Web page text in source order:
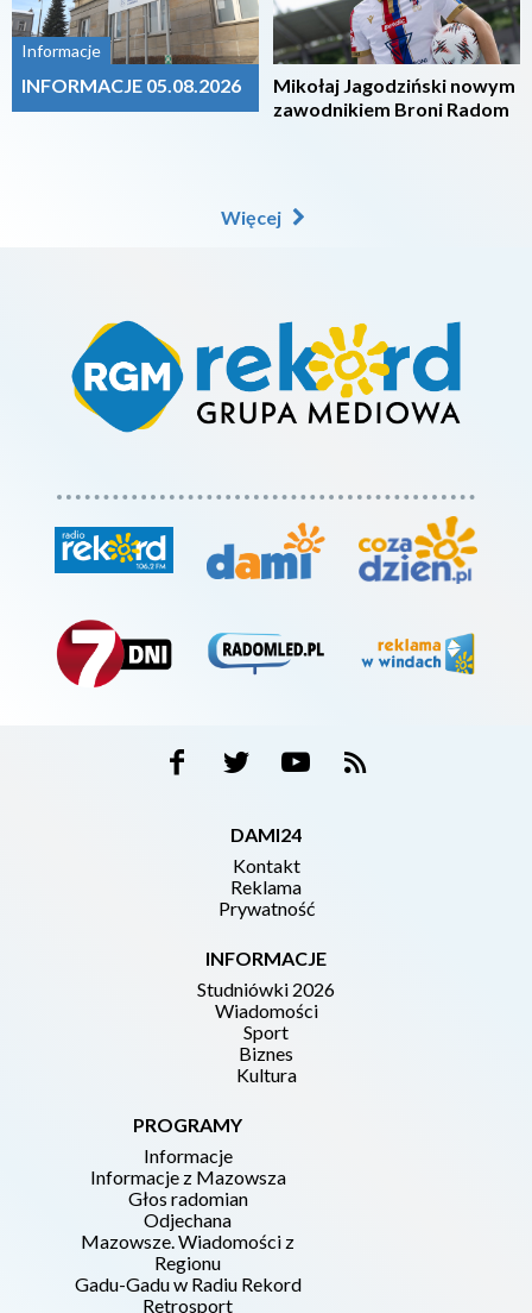
Informacje
INFORMACJE 05.08.2026
Mikołaj Jagodziński nowym
zawodnikiem Broni Radom
Więcej
DAMI24
Kontakt
Reklama
Prywatność
INFORMACJE
Studniówki 2026
Wiadomości
Sport
Biznes
Kultura
PROGRAMY
Informacje
Informacje z Mazowsza
Głos radomian
Odjechana
Mazowsze. Wiadomości z
Regionu
Gadu-Gadu w Radiu Rekord
Retrosport